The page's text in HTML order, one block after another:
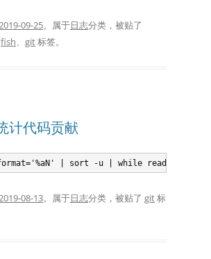
09-25。属于日志分类，被贴了
fish、 git标签。
计代码贡献
08-13。属于日志分类，被贴了 git标